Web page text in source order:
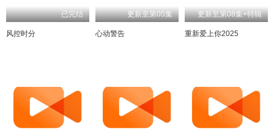
已完结
风控时分
更新至第05集
心动警告
更新至第08集+特辑
重新爱上你2025